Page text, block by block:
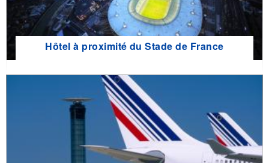
Hôtel à proximité du Stade de France